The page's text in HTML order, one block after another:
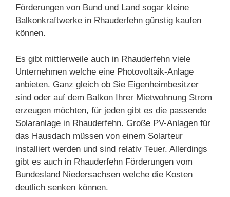
Förderungen von Bund und Land sogar kleine
Balkonkraftwerke in Rhauderfehn günstig kaufen
können.
Es gibt mittlerweile auch in Rhauderfehn viele
Unternehmen welche eine Photovoltaik-Anlage
anbieten. Ganz gleich ob Sie Eigenheimbesitzer
sind oder auf dem Balkon Ihrer Mietwohnung Strom
erzeugen möchten, für jeden gibt es die passende
Solaranlage in Rhauderfehn. Große PV-Anlagen für
das Hausdach müssen von einem Solarteur
installiert werden und sind relativ Teuer. Allerdings
gibt es auch in Rhauderfehn Förderungen vom
Bundesland Niedersachsen welche die Kosten
deutlich senken können.